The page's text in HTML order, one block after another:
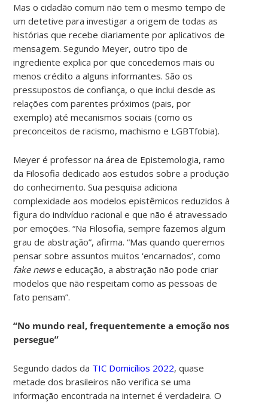
Mas o cidadão comum não tem o mesmo tempo de
um detetive para investigar a origem de todas as
histórias que recebe diariamente por aplicativos de
mensagem. Segundo Meyer, outro tipo de
ingrediente explica por que concedemos mais ou
menos crédito a alguns informantes. São os
pressupostos de confiança, o que inclui desde as
relações com parentes próximos (pais, por
exemplo) até mecanismos sociais (como os
preconceitos de racismo, machismo e LGBTfobia).
Meyer é professor na área de Epistemologia, ramo
da Filosofia dedicado aos estudos sobre a produção
do conhecimento. Sua pesquisa adiciona
complexidade aos modelos epistêmicos reduzidos à
figura do indivíduo racional e que não é atravessado
por emoções. “Na Filosofia, sempre fazemos algum
grau de abstração”, afirma. “Mas quando queremos
pensar sobre assuntos muitos ‘encarnados’, como
fake newse educação, a abstração não pode criar
modelos que não respeitam como as pessoas de
fato pensam”.
“No mundo real, frequentemente a emoção nos
persegue”
Segundo dados da TIC Domicílios 2022, quase
metade dos brasileiros não verifica se uma
informação encontrada na internet é verdadeira. O